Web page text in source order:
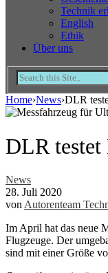
Technik
English
Ethik
Über uns
Home›News›DLR
DLR testet
News
28. Juli 2020
von Autorenteam
Im April hat das neue
Flugzeuge. Der
sind mit einer Größe